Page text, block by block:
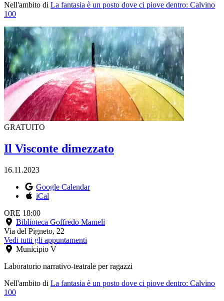
Nell'ambito di La fantasia è un posto dove ci piove dentro: Calvino
100
GRATUITO
Il Visconte dimezzato
16.11.2023
Google Calendar
iCal
ORE 18:00
Biblioteca Goffredo Mameli
Via del Pigneto, 22
Vedi tutti gli appuntamenti
Municipio V
Laboratorio narrativo-teatrale per ragazzi
Nell'ambito di La fantasia è un posto dove ci piove dentro: Calvino
100